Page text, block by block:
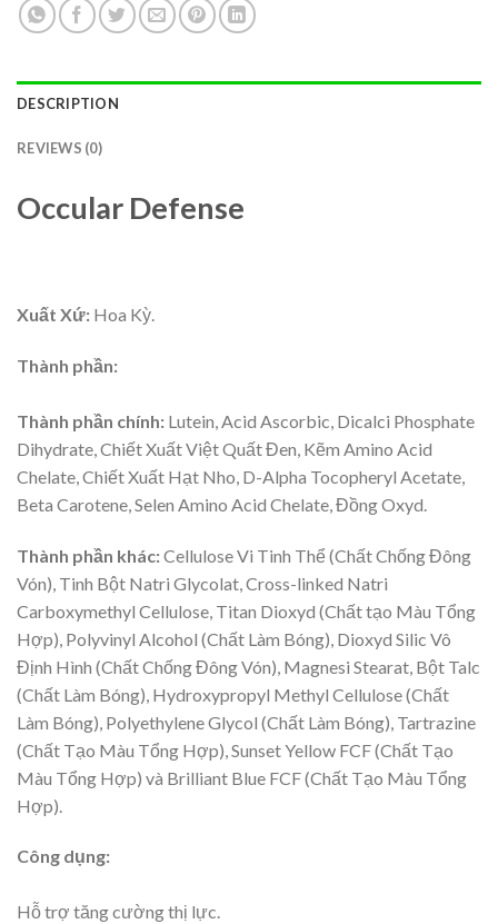
DESCRIPTION
REVIEWS (0)
Occular Defense
Xuất Xứ: Hoa Kỳ.
Thành phần:
Thành phần chính: Lutein, Acid Ascorbic, Dicalci Phosphate
Dihydrate, Chiết Xuất Việt Quất Đen, Kẽm Amino Acid
Chelate, Chiết Xuất Hạt Nho, D-Alpha Tocopheryl Acetate,
Beta Carotene, Selen Amino Acid Chelate, Đồng Oxyd.
Thành phần khác:Cellulose Vi Tinh Thể (Chất Chống Đông
Vón), Tinh Bột Natri Glycolat, Cross-linked Natri
Carboxymethyl Cellulose, Titan Dioxyd (Chất tạo Màu Tổng
Hợp), Polyvinyl Alcohol (Chất Làm Bóng), Dioxyd Silic Vô
Định Hình (Chất Chống Đông Vón), Magnesi Stearat, Bột Talc
(Chất Làm Bóng), Hydroxypropyl Methyl Cellulose (Chất
Làm Bóng), Polyethylene Glycol (Chất Làm Bóng), Tartrazine
(Chất Tạo Màu Tổng Hợp), Sunset Yellow FCF (Chất Tạo
Màu Tổng Hợp) và Brilliant Blue FCF (Chất Tạo Màu Tổng
Hợp).
Công dụng:
Hỗ trợ tăng cường thị lực.